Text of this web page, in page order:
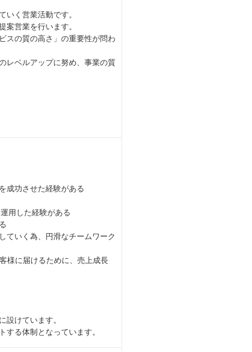
く営業活動です。
案営業を行います。
スの質の高さ」の重要性が問わ
レベルアップに努め、事業の質
成功させた経験がある
用した経験がある
ていく為、円滑なチームワーク
様に届けるために、売上成長
けています。
る体制となっています。